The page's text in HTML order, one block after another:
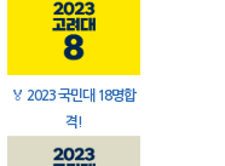
🏅 2023 국민대 18명합
격!